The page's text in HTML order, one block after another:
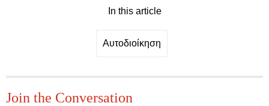
In this article
Αυτοδιοίκηση
Join the Conversation